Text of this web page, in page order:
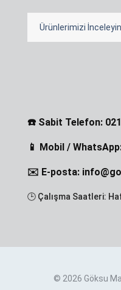
Ürünlerimizi İnceleyin
☎️ Sabit Telefon:
📱 Mobil /
✉️ E-posta:
🕒 Çalışma Saatleri: